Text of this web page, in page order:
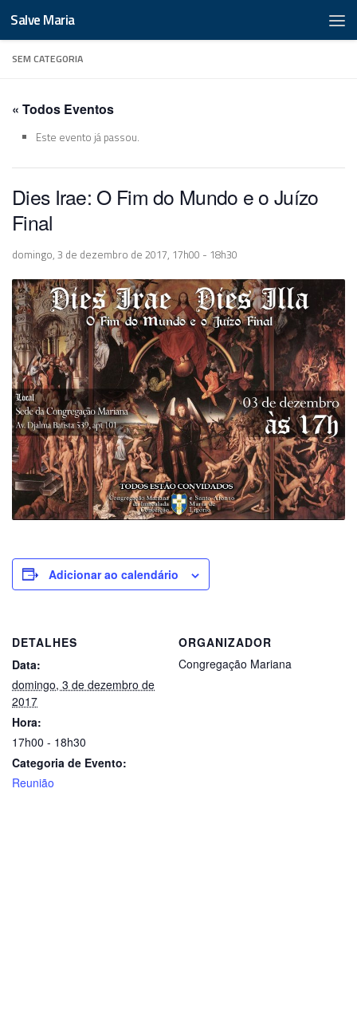
Salve Maria
SEM CATEGORIA
« Todos Eventos
Este evento já passou.
Dies Irae: O Fim do Mundo e o Juízo
Final
domingo, 3 de dezembro de 2017, 17h00 - 18h30
Adicionar ao calendário
DETALHES
Data:
domingo, 3 de dezembro de
2017
Hora:
17h00 - 18h30
Categoria de Evento:
Reunião
ORGANIZADOR
Congregação Mariana